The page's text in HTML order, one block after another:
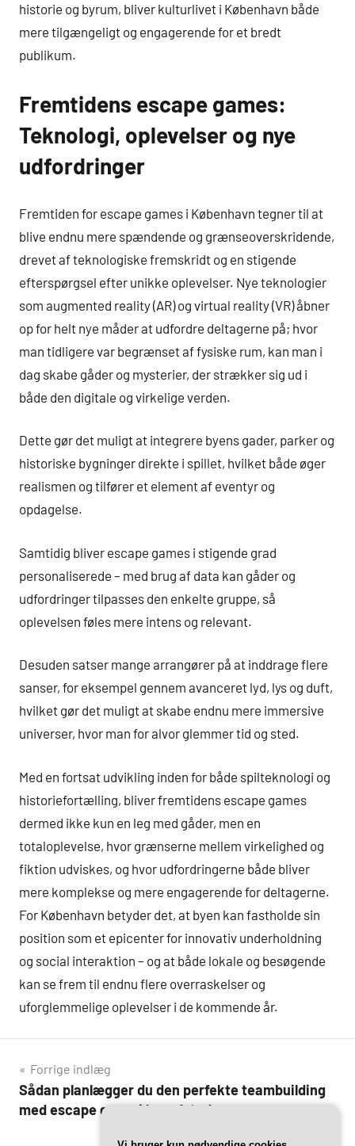
historie og byrum, bliver kulturlivet i København både
mere tilgængeligt og engagerende for et bredt
publikum.
Fremtidens escape games:
Teknologi, oplevelser og nye
udfordringer
Fremtiden for escape games i København tegner til at
blive endnu mere spændende og grænseoverskridende,
drevet af teknologiske fremskridt og en stigende
efterspørgsel efter unikke oplevelser. Nye teknologier
som augmented reality (AR) og virtual reality (VR) åbner
op for helt nye måder at udfordre deltagerne på; hvor
man tidligere var begrænset af fysiske rum, kan man i
dag skabe gåder og mysterier, der strækker sig ud i
både den digitale og virkelige verden.
Dette gør det muligt at integrere byens gader, parker og
historiske bygninger direkte i spillet, hvilket både øger
realismen og tilfører et element af eventyr og
opdagelse.
Samtidig bliver escape games i stigende grad
personaliserede – med brug af data kan gåder og
udfordringer tilpasses den enkelte gruppe, så
oplevelsen føles mere intens og relevant.
Desuden satser mange arrangører på at inddrage flere
sanser, for eksempel gennem avanceret lyd, lys og duft,
hvilket gør det muligt at skabe endnu mere immersive
universer, hvor man for alvor glemmer tid og sted.
Med en fortsat udvikling inden for både spilteknologi og
historiefortælling, bliver fremtidens escape games
dermed ikke kun en leg med gåder, men en
totaloplevelse, hvor grænserne mellem virkelighed og
fiktion udviskes, og hvor udfordringerne både bliver
mere komplekse og mere engagerende for deltagerne.
For København betyder det, at byen kan fastholde sin
position som et epicenter for innovativ underholdning
og social interaktion – og at både lokale og besøgende
kan se frem til endnu flere overraskelser og
uforglemmelige oplevelser i de kommende år.
Indlægsnavigation
Forrige indlæg
Sådan planlægger du den perfekte teambuilding
med escape game i hovedstaden